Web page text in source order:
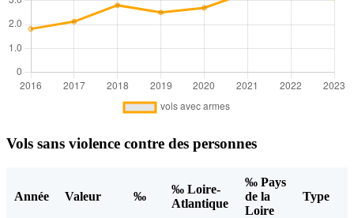
Vols sans violence contre des personnes
Année Valeur ‰
‰ Loire-
Atlantique
‰ Pays
de la
Loire
Type